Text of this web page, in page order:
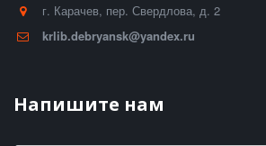
г. Карачев, пер. Свердлова, д. 2
krlib.debryansk@yandex.ru
Напишите нам